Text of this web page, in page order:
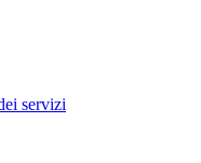
servizi